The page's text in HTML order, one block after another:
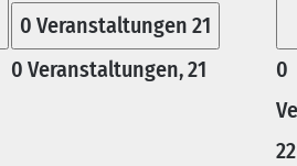
0 Veranstaltungen 21
0 Veranstaltungen,21
0
22